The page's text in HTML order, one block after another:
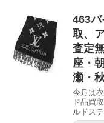
463
取、
査定
座・
瀬・
今月は
ド品買
ルドス